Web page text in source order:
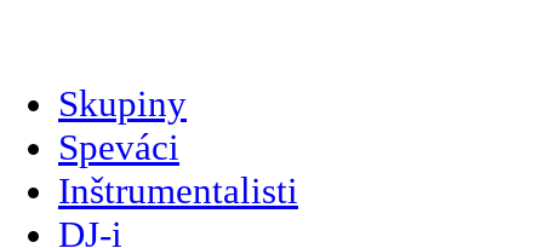
Skupiny
Speváci
Inštrumentalisti
DJ-i